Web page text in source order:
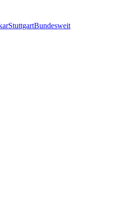
StuttgartBundesweit